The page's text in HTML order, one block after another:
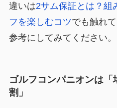
違いは2サム保証とは？組
フを楽しむコツでも触れ
参考にしてみてください。
ゴルフコンパニオンは
割」